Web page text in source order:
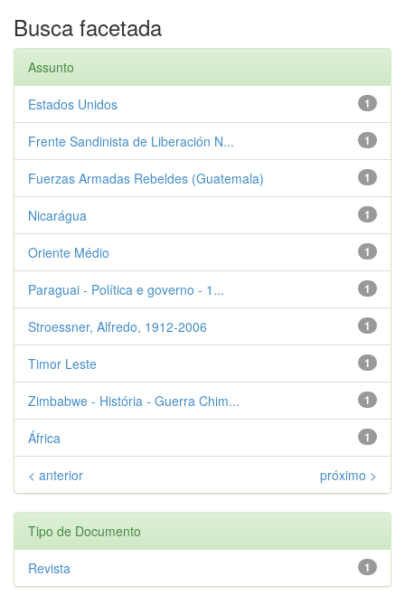
Busca facetada
Assunto
1
Estados Unidos
1
Frente Sandinista de Liberación N...
1
Fuerzas Armadas Rebeldes (Guatemala)
1
Nicarágua
1
Oriente Médio
1
Paraguai - Política e governo - 1...
1
Stroessner, Alfredo, 1912-2006
1
Timor Leste
1
Zimbabwe - História - Guerra Chim...
1
África
< anterior próximo >
Tipo de Documento
1
Revista